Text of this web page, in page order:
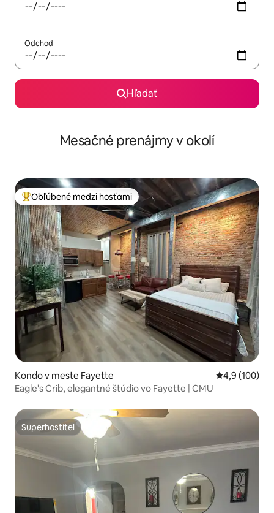
Odchod
Hľadať
Mesačné prenájmy v okolí
Najobľúbenejšie medzi hosťami
Obľúbené medzi hosťami
Kondo v meste Fayette Priemerné
4,9 (100)
Eagle's Crib, elegantné štúdio vo Fayette | CMU
Superhostiteľ
Superhostiteľ